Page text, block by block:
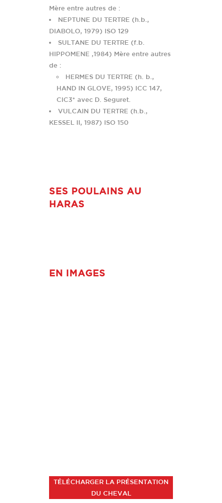
Mère entre autres de :
NEPTUNE DU TERTRE (h.b.,
DIABOLO, 1979) ISO 129
SULTANE DU TERTRE (f.b.
HIPPOMENE ,1984) Mère entre autres
de :
HERMES DU TERTRE (h. b.,
HAND IN GLOVE, 1995) ICC 147,
CIC3* avec D. Seguret.
VULCAIN DU TERTRE (h.b.,
KESSEL II, 1987) ISO 150
SES POULAINS AU
HARAS
EN IMAGES
TÉLÉCHARGER LA PRÉSENTATION
DU CHEVAL